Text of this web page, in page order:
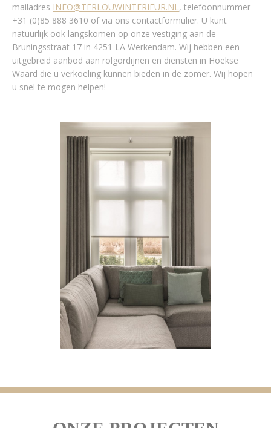
mailadres INFO@TERLOUWINTERIEUR.NL, telefoonnummer
+31 (0)85 888 3610 of via ons contactformulier. U kunt
natuurlijk ook langskomen op onze vestiging aan de
Bruningsstraat 17 in 4251 LA Werkendam. Wij hebben een
uitgebreid aanbod aan rolgordijnen en diensten in Hoekse
Waard die u verkoeling kunnen bieden in de zomer. Wij hopen
u snel te mogen helpen!